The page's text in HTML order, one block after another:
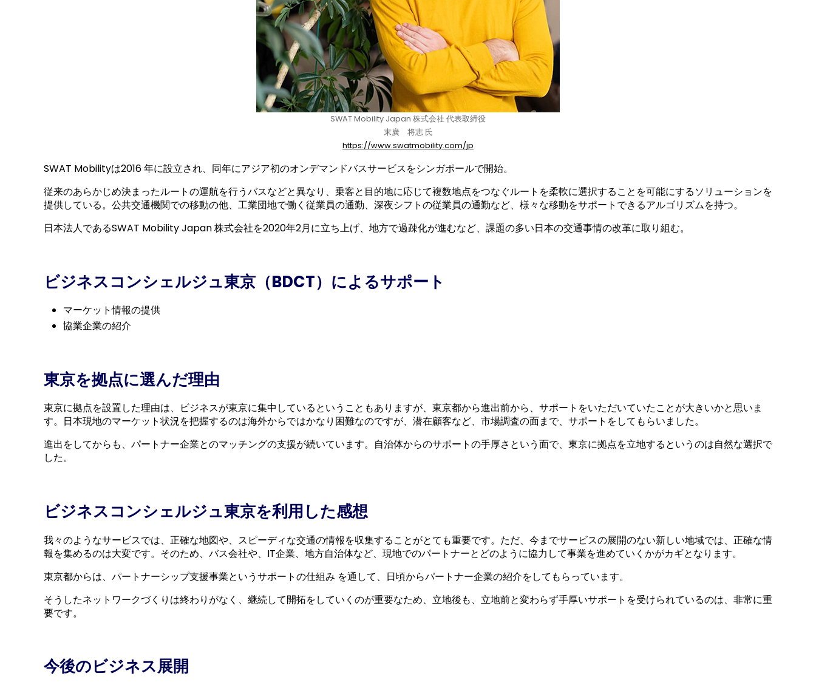
SWAT Mobility Japan 株式会社 代表取締役
末廣 将志 氏
https://www.swatmobility.com/jp
SWAT Mobilityは2016 年に設⽴され、同年にアジア初のオンデマンドバスサービスをシンガポールで開始。
従来のあらかじめ決まったルートの運航を行うバスなどと異なり、乗客と目的地に応じて複数地点をつなぐルートを柔軟に選択することを可能にするソリューションを
提供している。公共交通機関での移動の他、⼯業団地で働く従業員の通勤、深夜シフトの従業員の通勤など、様々な移動をサポートできるアルゴリズムを持つ。
日本法人であるSWAT Mobility Japan 株式会社を2020年2月に立ち上げ、地方で過疎化が進むなど、課題の多い日本の交通事情の改革に取り組む。
ビジネスコンシェルジュ東京（BDCT）によるサポート
マーケット情報の提供
協業企業の紹介
東京を拠点に選んだ理由
東京に拠点を設置した理由は、ビジネスが東京に集中しているということもありますが、東京都から進出前から、サポートをいただいていたことが大きいかと思いま
す。日本現地のマーケット状況を把握するのは海外からではかなり困難なのですが、潜在顧客など、市場調査の面まで、サポートをしてもらいました。
進出をしてからも、パートナー企業とのマッチングの支援が続いています。自治体からのサポートの手厚さという面で、東京に拠点を立地するというのは自然な選択で
した。
ビジネスコンシェルジュ東京を利用した感想
我々のようなサービスでは、正確な地図や、スピーディな交通の情報を収集することがとても重要です。ただ、今までサービスの展開のない新しい地域では、正確な情
報を集めるのは大変です。そのため、バス会社や、IT企業、地方自治体など、現地でのパートナーとどのように協力して事業を進めていくかがカギとなります。
東京都からは、パートナーシップ支援事業というサポートの仕組み を通して、日頃からパートナー企業の紹介をしてもらっています。
そうしたネットワークづくりは終わりがなく、継続して開拓をしていくのが重要なため、立地後も、立地前と変わらず手厚いサポートを受けられているのは、非常に重
要です。
今後のビジネス展開